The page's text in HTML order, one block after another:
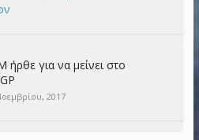
ήρθε για να μείνει στο
2017